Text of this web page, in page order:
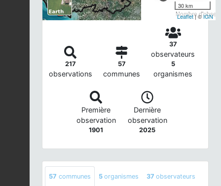
Nombre
30 km
Leaflet| ©IGN
217
observations
57
communes
37
observateurs
5
organismes
Première
observation
1901
Dernière
observation
2025
57 communes 5 organismes 37 observateurs